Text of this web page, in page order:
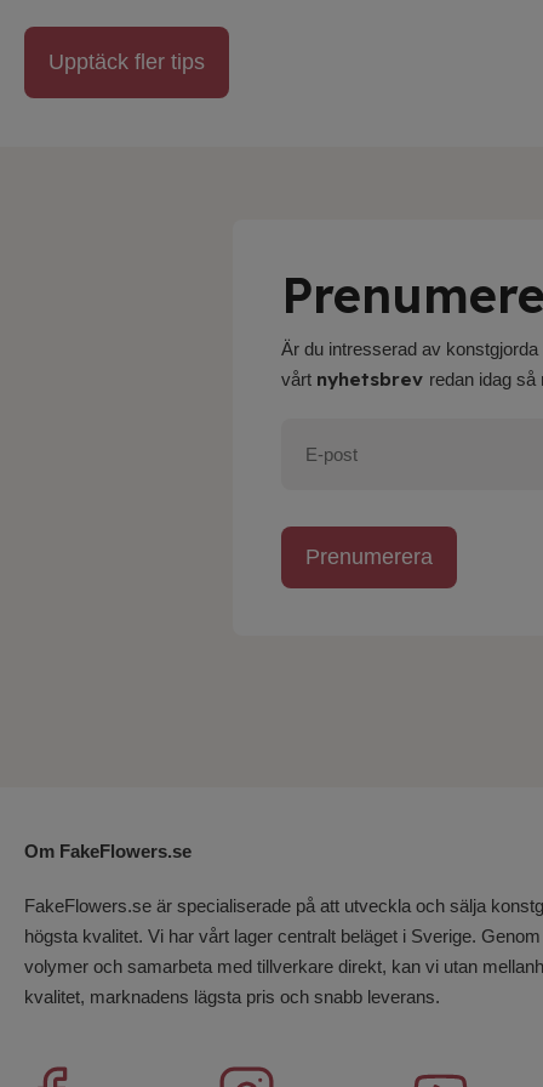
Upptäck fler tips
Är du intresserad av
vårt nyhetsbrev redan idag så
Prenumerera
Om FakeFlowers.se
FakeFlowers.se är specialiserade på att utveckla och sälja
högsta kvalitet. Vi har vårt lager centralt beläget i Sverige.
volymer och samarbeta med tillverkare direkt, kan vi utan
kvalitet, marknadens lägsta pris och snabb leverans.